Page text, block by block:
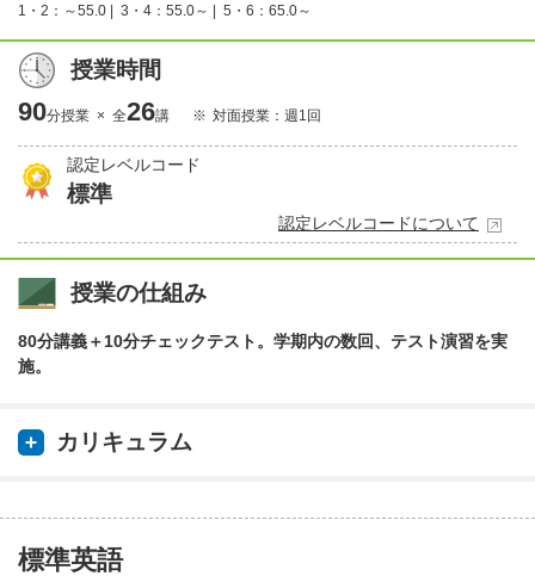
1・2：～55.0 |
3・4：55.0～ | 5・6：65.0～
授業時間
90分授業 × 全26講 対面授業：週1回
認定レベルコード
標準
認定レベルコードについて
授業の仕組み
80分講義＋10分チェックテスト。学期内の数回、テスト演習を実
施。
カリキュラム
標準英語